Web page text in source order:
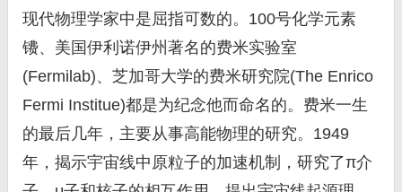
现代物理学家中是屈指可数的。100号化学元素
镄、美国伊利诺伊州著名的费米实验室
(Fermilab)、芝加哥大学的费米研究院(The Enrico
Fermi Institue)都是为纪念他而命名的。费米一生
的最后几年，主要从事高能物理的研究。1949
年，揭示宇宙线中原粒子的加速机制，研究了π介